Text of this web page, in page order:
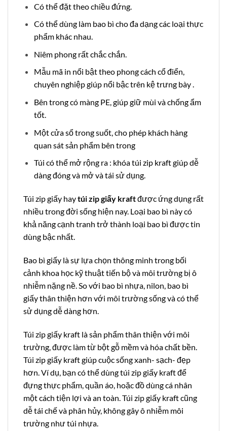
Có thể đặt theo chiều đứng.
Có thể dùng làm bao bì cho đa dạng các loại thực
phẩm khác nhau.
Niêm phong rất chắc chắn.
Mẫu mã in nổi bật theo phong cách cổ điển,
chuyên nghiệp giúp nổi bậc trên kệ trưng bày .
Bên trong có màng PE, giúp giữ mùi và chống ẩm
tốt.
Một cửa sổ trong suốt, cho phép khách hàng
quan sát sản phẩm bên trong
Túi có thể mở rộng ra : khóa túi zip kraft giúp dễ
dàng đóng và mở và tái sử dụng.
Túi zip giấy haytúi zip giấy kraftđược ứng dụng rất
nhiều trong đời sống hiện nay. Loại bao bì này có
khả năng cạnh tranh trở thành loại bao bì được tin
dùng bậc nhất.
Bao bì giấy là sự lựa chọn thông minh trong bối
cảnh khoa học kỹ thuật tiến bộ và môi trường bị ô
nhiễm nặng nề. So với bao bì nhựa, nilon, bao bì
giấy thân thiện hơn với môi trường sống và có thể
sử dụng dễ dàng hơn.
Túi zip giấy kraft là sản phẩm thân thiện với môi
trường, được làm từ bột gỗ mềm và hóa chất bền.
Túi zip giấy kraft giúp cuộc sống xanh- sạch- đẹp
hơn. Ví dụ, bạn có thể dùng túi zip giấy kraft để
đựng thực phẩm, quần áo, hoặc đồ dùng cá nhân
một cách tiện lợi và an toàn. Túi zip giấy kraft cũng
dễ tái chế và phân hủy, không gây ô nhiễm môi
trường như túi nhựa.